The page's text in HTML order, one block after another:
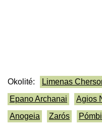
Okolité: Limenas
Epano Archanai
Agios
Anogeia
Zarós